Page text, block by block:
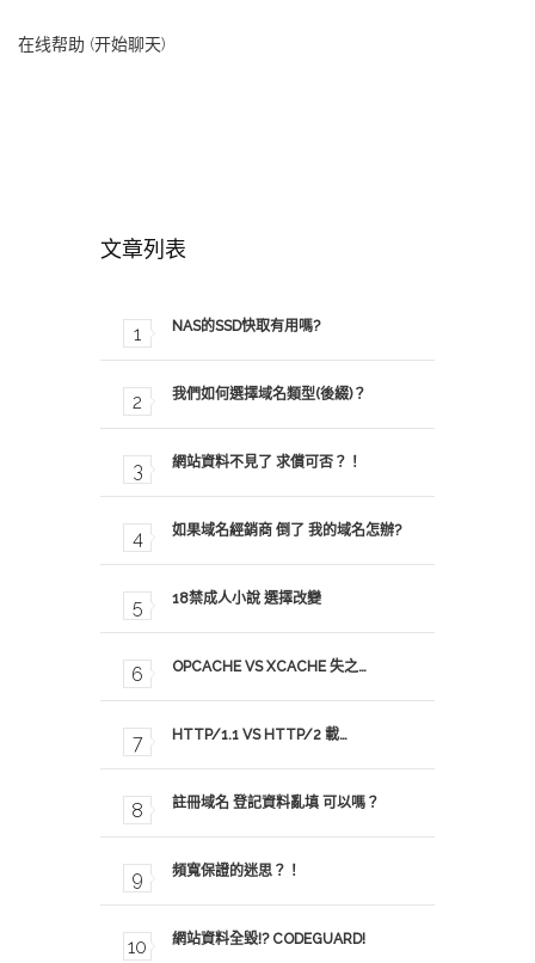
在线帮助 (开始聊天)
文章列表
NAS的SSD快取有用嗎?
我們如何選擇域名類型(後綴)？
網站資料不見了 求償可否？！
如果域名經銷商 倒了 我的域名怎辦?
18禁成人小說 選擇改變
OPCACHE VS XCACHE 失之…
HTTP/1.1 VS HTTP/2 載…
註冊域名 登記資料亂填 可以嗎？
頻寬保證的迷思？！
網站資料全毀!? CODEGUARD!